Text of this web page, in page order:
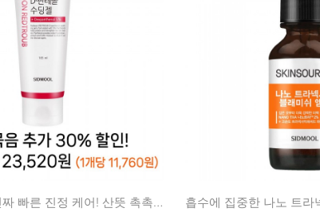
진짜 순하고 진짜 빠른 진정 케어! 산뜻 촉촉 디판테놀 수딩젤